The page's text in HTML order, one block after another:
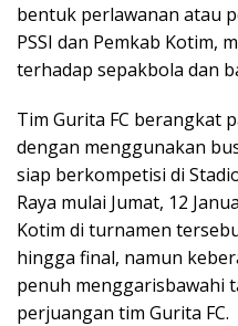
bentuk perlawanan atau
PSSI dan Pemkab Kotim,
terhadap sepakbola dan
Tim Gurita FC berangkat
dengan menggunakan
siap berkompetisi di
Raya mulai Jumat, 12
Kotim di turnamen
hingga final, namun
penuh menggarisbawahi
perjuangan tim Gurita FC.